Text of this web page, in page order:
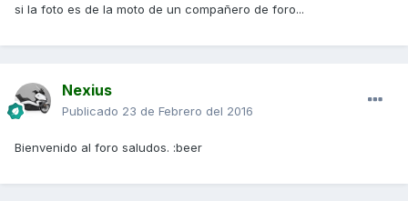
si la foto es de la moto de un compañero de foro...
Nexius
Publicado 23 de Febrero del 2016
Bienvenido al foro saludos. :beer